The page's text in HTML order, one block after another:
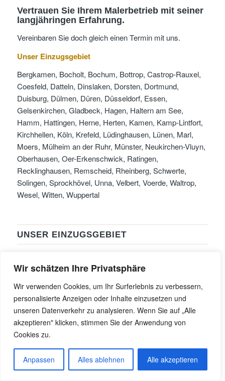
Wir schätzen Ihre Privatsphäre
Wir verwenden Cookies, um Ihr Surferlebnis zu verbessern,
personalisierte Anzeigen oder Inhalte einzusetzen und
unseren Datenverkehr zu analysieren. Wenn Sie auf „Alle
akzeptieren" klicken, stimmen Sie der Anwendung von
Cookies zu.
Anpassen Alles ablehnen Alle akzeptieren
Vertrauen Sie Ihrem Malerbetrieb mit seiner
langjähringen Erfahrung.
Vereinbaren Sie doch gleich einen Termin mit uns.
Unser Einzugsgebiet
Bergkamen, Bocholt, Bochum, Bottrop, Castrop-Rauxel,
Coesfeld, Datteln, Dinslaken, Dorsten, Dortmund,
Duisburg, Dülmen, Düren, Düsseldorf, Essen,
Gelsenkirchen, Gladbeck, Hagen, Haltern am See,
Hamm, Hattingen, Herne, Herten, Kamen, Kamp-Lintfort,
Kirchhellen, Köln, Krefeld, Lüdinghausen, Lünen, Marl,
Moers, Mülheim an der Ruhr, Münster, Neukirchen-Vluyn,
Oberhausen, Oer-Erkenschwick, Ratingen,
Recklinghausen, Remscheid, Rheinberg, Schwerte,
Solingen, Sprockhövel, Unna, Velbert, Voerde, Waltrop,
Wesel, Witten, Wuppertal
UNSER EINZUGSGEBIET
Hamm|Hattingen|Herne|Herten|Kamen
Lintfort
Kirchhellen| |Krefeld | Lüdinghausen
| Marl Moers Mülheim an der Ruhr| Münster
Neukirchen-Vluyn
|Oberhausen Oer-Erkenschwick|
Ratingen
|Recklinghausen Remscheid Rheinberg
Schwerte
Velbert
Datteln
Duisburg